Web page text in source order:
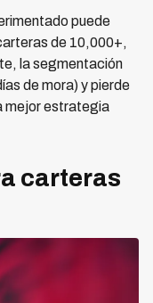
puede
de 10,000+,
la segmentación
de mora) y pierde
mejor estrategia
carteras